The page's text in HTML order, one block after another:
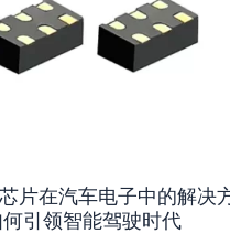
片在汽车电子中的解决
引领智能驾驶时代